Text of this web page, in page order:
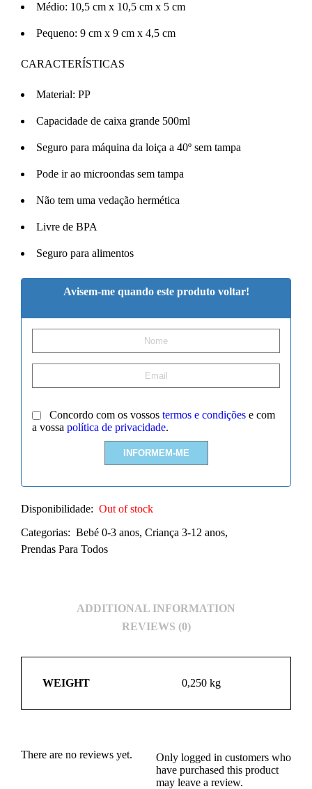
Médio: 10,5 cm x 10,5 cm x 5 cm
Pequeno: 9 cm x 9 cm x 4,5 cm
CARACTERÍSTICAS
Material: PP
Capacidade de caixa grande 500ml
Seguro para máquina da loiça a 40º sem tampa
Pode ir ao microondas sem tampa
Não tem uma vedação hermética
Livre de BPA
Seguro para alimentos
Avisem-me quando este produto voltar!
Concordo com os vossos termos e condições e com
a vossa política de privacidade.
Disponibilidade: Out of stock
Categorias: Bebé 0-3 anos, Criança 3-12 anos,
Prendas Para Todos
ADDITIONAL INFORMATION
REVIEWS (0)
WEIGHT 0,250 kg
There are no reviews yet.
Only logged in customers who
have purchased this product
may leave a review.